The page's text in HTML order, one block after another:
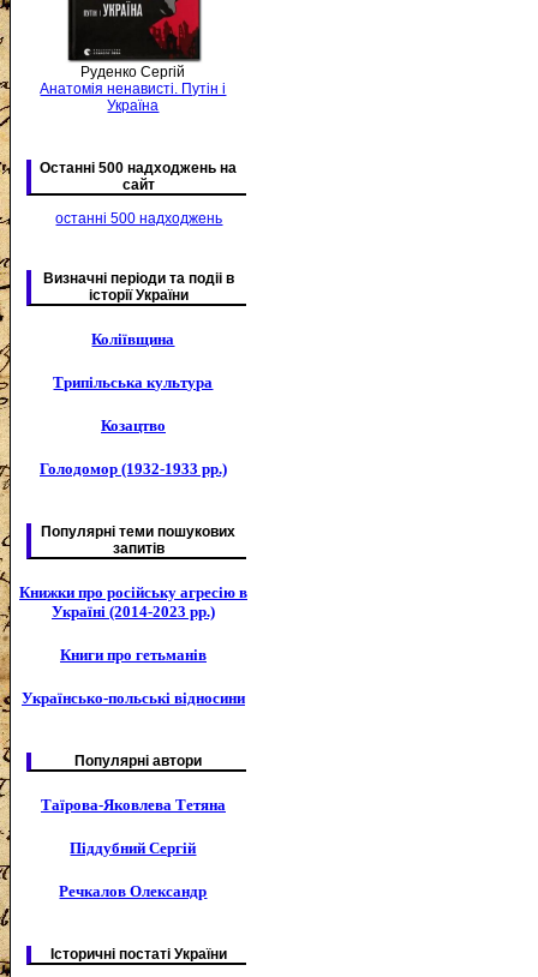
Руденко Сергій
Анатомія ненависті. Путін і
Україна
Останні 500 надходжень на
сайт
останні 500 надходжень
Визначні періоди та подіі в
історії України
Коліївщина
Трипільська культура
Козацтво
Голодомор (1932-1933 рр.)
Популярні теми пошукових
запитів
Книжки про російську агресію в
Україні (2014-2023 рр.)
Книги про гетьманів
Українсько-польські відносини
Популярні автори
Таїрова-Яковлева Тетяна
Піддубний Сергій
Речкалов Олександр
Історичні постаті України